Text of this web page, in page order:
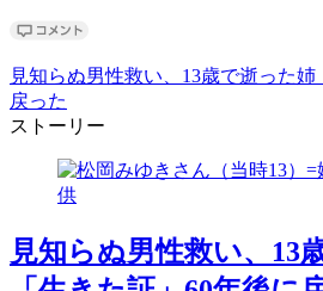
見知らぬ男性救い、13歳で逝った
戻った
ストーリー
見知らぬ男性救い、13